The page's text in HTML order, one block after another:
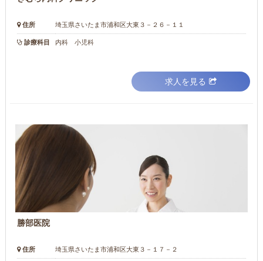
住所 埼玉県さいたま市浦和区大東３－２６－１１
診療科目 内科 小児科
求人を見る
勝部医院
住所 埼玉県さいたま市浦和区大東３－１７－２